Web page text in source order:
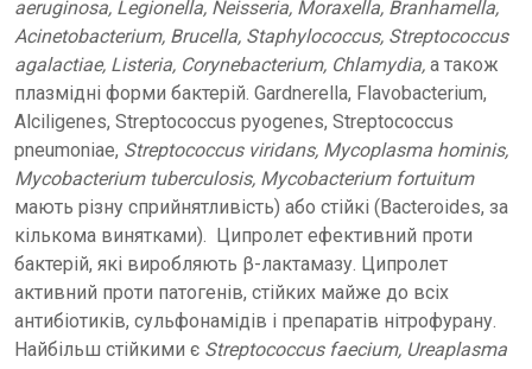
aeruginosa, Legionella, Neisseria, Moraxella, Branhamella,
Acinetobacterium, Brucella, Staphylococcus, Streptococcus
agalactiae, Listeria, Corynebacterium, Chlamydia, а також
плазмідні форми бактерій. Gardnerella, Flavobacterium,
Alciligenes, Streptococcus pyogenes, Streptococcus
pneumoniae, Streptococcus viridans, Mycoplasma hominis,
Mycobacterium tuberculosis, Mycobacterium fortuitum
мають різну сприйнятливість) або стійкі (Bacteroides, за
кількома винятками). Ципролет ефективний проти
бактерій, які виробляють β-лактамазу. Ципролет
активний проти патогенів, стійких майже до всіх
антибіотиків, сульфонамідів і препаратів нітрофурану.
Найбільш стійкими є Streptococcus faecium, Ureaplasma